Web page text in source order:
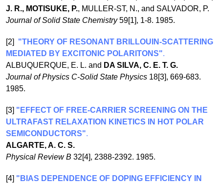
J. R., MOTISUKE, P., MULLER-ST, N., and SALVADOR, P.
Journal of Solid State Chemistry59[1], 1-8. 1985.
[2]
"THEORY OF RESONANT BRILLOUIN-SCATTERING
MEDIATED BY EXCITONIC POLARITONS".
ALBUQUERQUE, E. L. and DA SILVA, C. E. T. G.
Journal of Physics C-Solid State Physics 18[3], 669-683.
1985.
[3] "EFFECT OF FREE-CARRIER SCREENING ON THE
ULTRAFAST RELAXATION KINETICS IN HOT POLAR
SEMICONDUCTORS".
ALGARTE, A. C. S.
Physical Review B 32[4], 2388-2392. 1985.
[4] "BIAS DEPENDENCE OF DOPING EFFICIENCY IN